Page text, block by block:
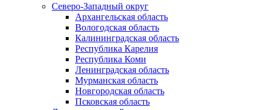
Северо-Западный округ
Архангельская область
Вологодская область
Калининградская область
Республика Карелия
Республика Коми
Ленинградская область
Мурманская область
Новгородская область
Псковская область